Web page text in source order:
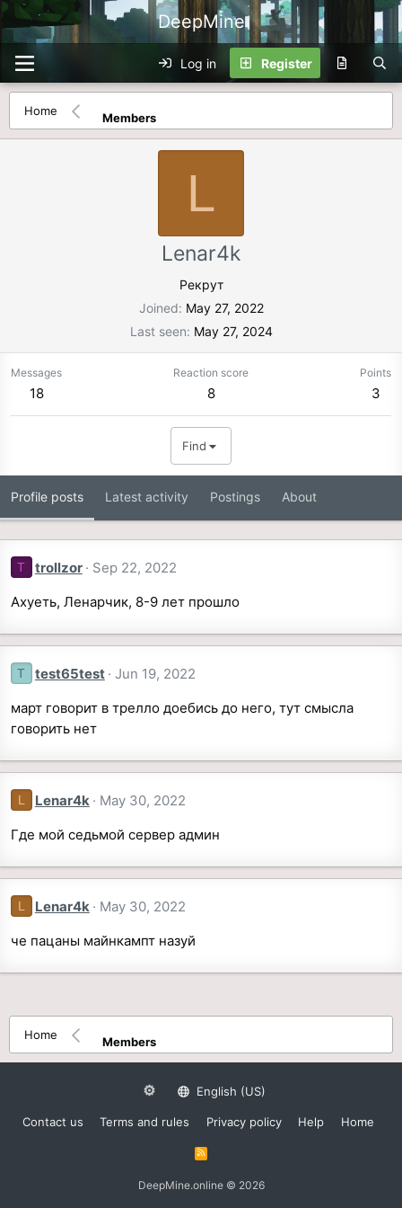
DeepMine
Log in Register
Home Members
L
Lenar4k
Рекрут
Joined May 27, 2022
Last seen May 27, 2024
Messages
18
Reaction score
8
Points
3
Find
Profile posts Latest activity Postings About
T trollzor
Sep 22, 2022
Ахуеть, Ленарчик, 8-9 лет прошло
T test65test Jun 19, 2022
март говорит в трелло доебись до него, тут смысла
говорить нет
L Lenar4k
May 30, 2022
Где мой седьмой сервер админ
L Lenar4k
May 30, 2022
че пацаны майнкампт назуй
Home Members
English (US)
Contact us Terms and rules Privacy policy Help Home
R
S
DeepMine.online © 2026